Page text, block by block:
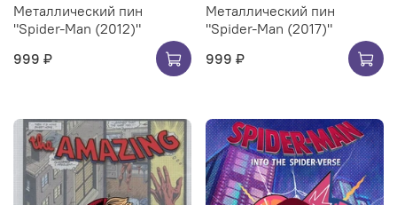
Металлический пин
"Spider-Man (2012)"
999 ₽
Металлический пин
"Spider-Man (2017)"
999 ₽